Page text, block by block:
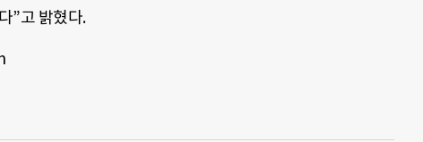
”고 밝혔다.